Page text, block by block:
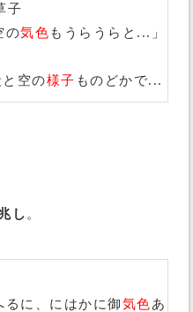
子
の気色 もうらうらと...」
と空の様子 ものどかで...
し 。
るに、にはかに御気色あ